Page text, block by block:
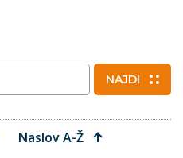
NAJDI
Naslov A-Ž